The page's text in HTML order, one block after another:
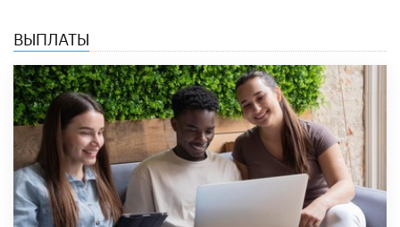
ВЫПЛАТЫ